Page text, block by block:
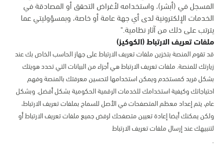
المسجل في (أبشر)، واستخدامه لأغراض التحقق أو المصادقة في
الخدمات الإلكترونية لدى أي جهة عامة أو خاصة، وبمسؤوليتي عما
يترتب على ذلك من آثار نظامية."
ملفات تعريف الارتباط (الكوكيز)
قد تقوم المنصة بتخزين ملفات تعريف الارتباط على جهاز الحاسب الخاص بك عند
زيارتك للمنصة. ملفات تعريف الارتباط هي أجزاء من البيانات التي تحدد هويتك
بشكل فريد كمستخدم ويمكن استخدامها لتحسين معرفتك بالمنصة وفهم
احتياجاتك وكيفية استخدامك للخدمات الرقمية الحكومية بشكل أفضل. وبشكل
عام، يتم إعداد معظم المتصفحات في الأصل للسماح بملفات تعريف الارتباط،
ولكن يمكنك أيضا إعادة تعيين متصفحك لرفض جميع ملفات تعريف الارتباط أو
لتنبيهك عند إرسال ملفات تعريف الارتباط
.